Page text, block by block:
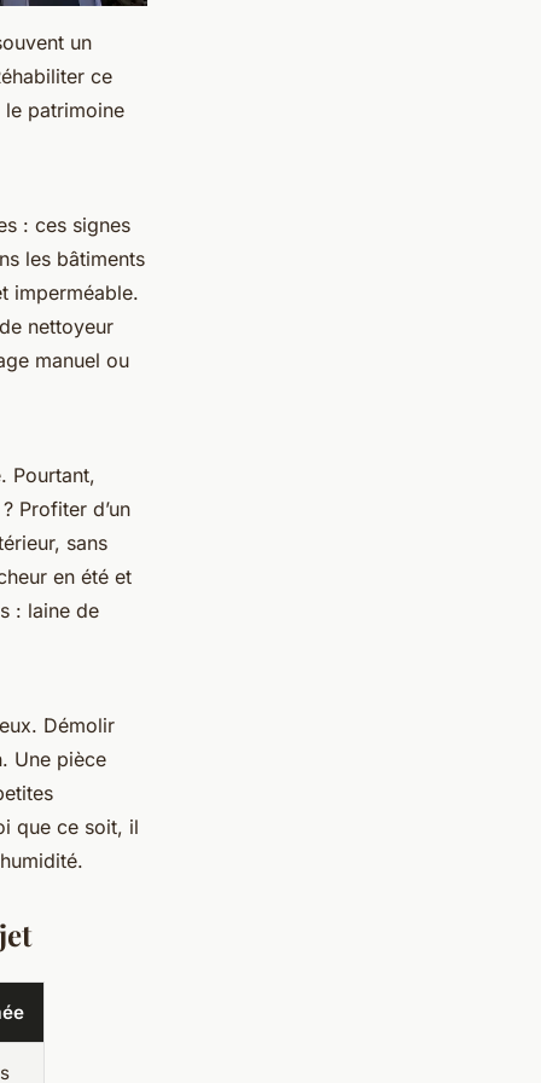
un
ce
le patrimoine
: ces signes
les bâtiments
imperméable.
nettoyeur
manuel ou
Pourtant,
Profiter d’un
sans
en été et
: laine de
Démolir
Une pièce
que ce soit, il